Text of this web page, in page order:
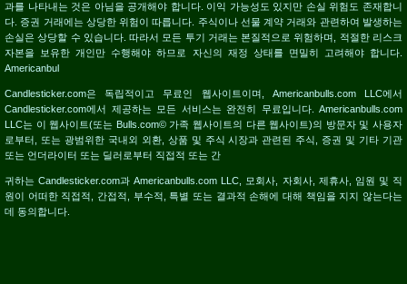
과를 나타내는 것은 아님을 공개해야 합니다. 이익 가능성도 있지만 손실 위험도 존재합니
다. 증권 거래에는 상당한 위험이 따릅니다. 주식이나 선물 계약 거래와 관련하여 발생하는
손실은 상당할 수 있습니다. 따라서 모든 투기 거래는 본질적으로 위험하며, 적절한 리스크
자본을 보유한 개인만 수행해야 하므로 자신의 재정 상태를 면밀히 고려해야 합니다.
Americanbul
Candlesticker.com은 독립적이고 무료인 웹사이트이며, Americanbulls.com LLC에서
Candlesticker.com에서 제공하는 모든 서비스는 완전히 무료입니다. Americanbulls.com
LLC는 이 웹사이트(또는 Bulls.com© 가족 웹사이트의 다른 웹사이트)의 방문자 및 사용자
로부터, 또는 광범위한 국내외 외환, 상품 및 주식 시장과 관련된 주식, 증권 및 기타 기관
또는 언더라이터 또는 딜러로부터 직접적 또는 간
귀하는 Candlesticker.com과 Americanbulls.com LLC, 모회사, 자회사, 제휴사, 임원 및 직
원이 어떠한 직접적, 간접적, 부수적, 특별 또는 결과적 손해에 대해 책임을 지지 않는다는
데 동의합니다.